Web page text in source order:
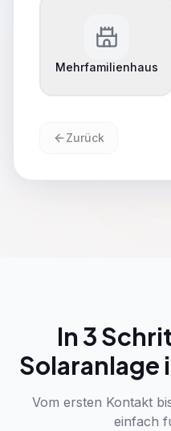
Mehrfamilienhaus
Zurück
In 3
Solaranlage
Vom ersten Kontakt
einfach